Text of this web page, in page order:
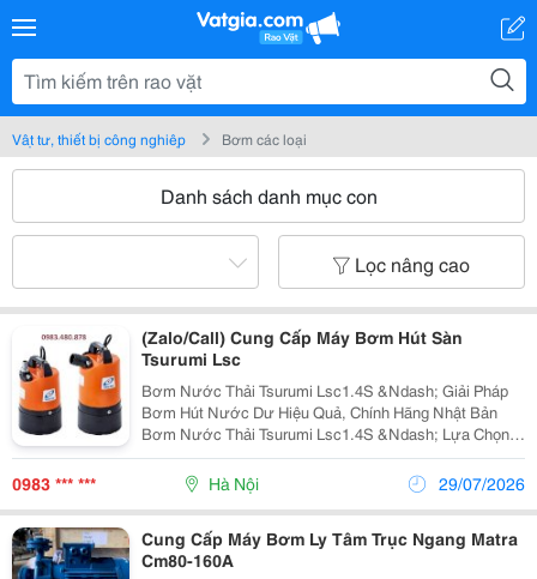
Vật tư, thiết bị công nghiệp Bơm các loại
Danh sách danh mục con
Lọc nâng cao
(Zalo/Call) Cung Cấp Máy Bơm Hút Sàn
Tsurumi Lsc
Bơm Nước Thải Tsurumi Lsc1.4S &Ndash; Giải Pháp
Bơm Hút Nước Dư Hiệu Quả, Chính Hãng Nhật Bản
Bơm Nước Thải Tsurumi Lsc1.4S &Ndash; Lựa Chọn
Tối Ưu Cho Công Trình Cần Hút Cạn Nước Bơm Nước
Thải Tsurumi Lsc1.4S Là Dòng Bơm Chìm Chuyên Dụng
Đến Từ...
0983 *** *** Hà Nội 29/07/2026
Cung Cấp Máy Bơm Ly Tâm Trục Ngang Matra
Cm80-160A